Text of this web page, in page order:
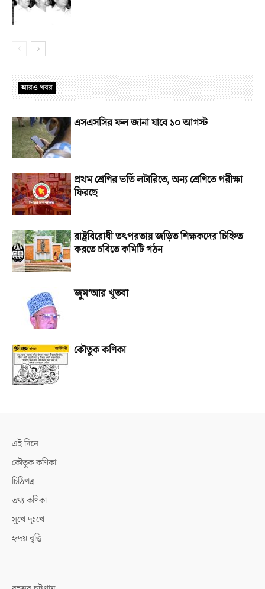
আরও খবর
এসএসসির ফল জানা যাবে ১০ আগস্ট
প্রথম শ্রেণির ভর্তি লটারিতে, অন্য শ্রেণিতে পরীক্ষা
ফিরছে
রাষ্ট্রবিরোধী তৎপরতায় জড়িত শিক্ষকদের চিহ্নিত
করতে চবিতে কমিটি গঠন
জুম’আর খুতবা
কৌতুক কণিকা
এই দিনে
কৌতুক কণিকা
চিঠিপত্র
তথ্য কণিকা
সুখে দুঃখে
হৃদয় বৃত্তি